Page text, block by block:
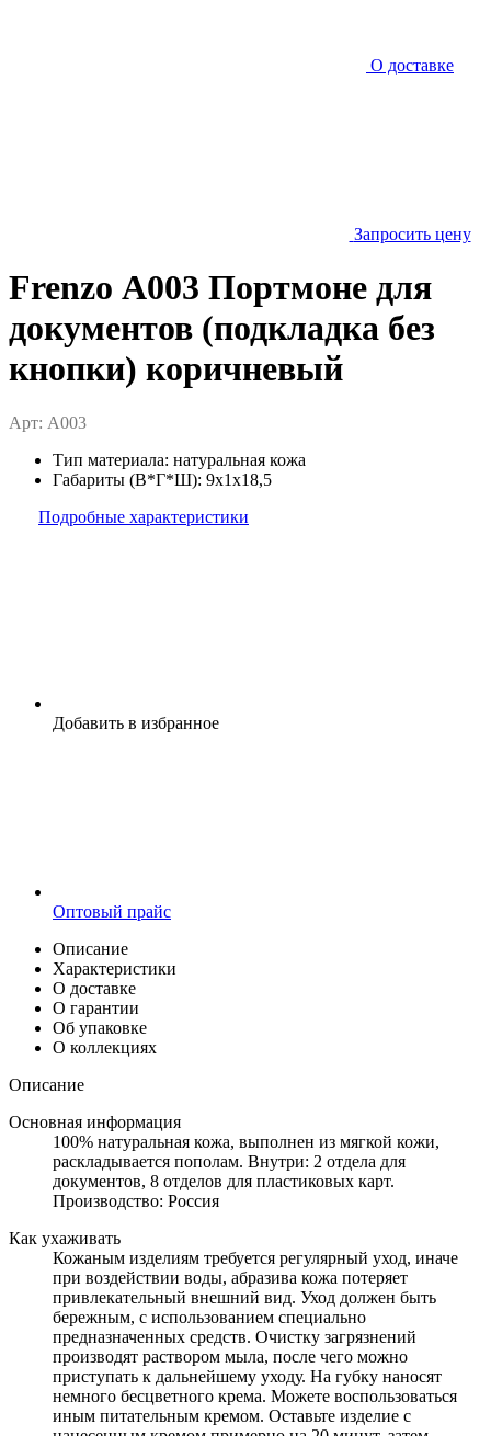
О доставке
Запросить цену
Frenzo А003 Портмоне для
документов (подкладка без
кнопки) коричневый
Арт: A003
Тип материала: натуральная кожа
Габариты (В*Г*Ш): 9x1x18,5
Подробные характеристики
Добавить в избранное
Оптовый прайс
Описание
Характеристики
О доставке
О гарантии
Об упаковке
О коллекциях
Описание
Основная информация
100% натуральная кожа, выполнен из мягкой кожи,
раскладывается пополам. Внутри: 2 отдела для
документов, 8 отделов для пластиковых карт.
Производство: Россия
Как ухаживать
Кожаным изделиям требуется регулярный уход, иначе
при воздействии воды, абразива кожа потеряет
привлекательный внешний вид. Уход должен быть
бережным, с использованием специально
предназначенных средств. Очистку загрязнений
производят раствором мыла, после чего можно
приступать к дальнейшему уходу. На губку наносят
немного бесцветного крема. Можете воспользоваться
иным питательным кремом. Оставьте изделие с